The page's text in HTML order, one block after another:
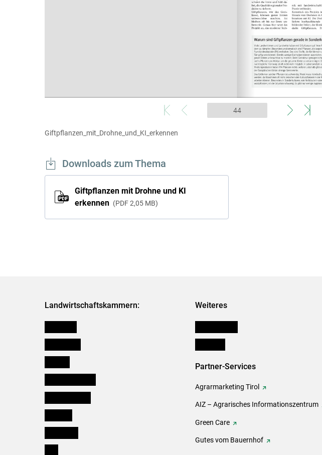
Giftpflanzen_mit_Drohne_und_KI_erkennen
Downloads zum Thema
Giftpflanzen mit Drohne und KI
erkennen
PDF 2,05 MB
Landwirtschaftskammern: Weiteres
Partner-Services
Agrarmarketing Tirol
AIZ – Agrarisches Informationszentrum
Green Care
Gutes vom Bauernhof